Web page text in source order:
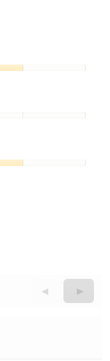
Zurück
Reviews
◄
Weiter
►